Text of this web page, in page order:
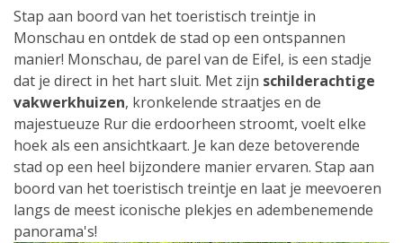
Stap aan boord van het toeristisch treintje in
Monschau en ontdek de stad op een ontspannen
manier! Monschau, de parel van de Eifel, is een stadje
dat je direct in het hart sluit. Met zijn schilderachtige
vakwerkhuizen, kronkelende straatjes en de
majestueuze Rur die erdoorheen stroomt, voelt elke
hoek als een ansichtkaart. Je kan deze betoverende
stad op een heel bijzondere manier ervaren. Stap aan
boord van het toeristisch treintje en laat je meevoeren
langs de meest iconische plekjes en adembenemende
panorama's!